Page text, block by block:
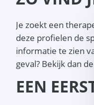
Je zoekt een
deze profielen de
informatie te zien
geval? Bekijk dan
EEN